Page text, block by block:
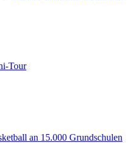
Tour
an 15.000 Grundschulen